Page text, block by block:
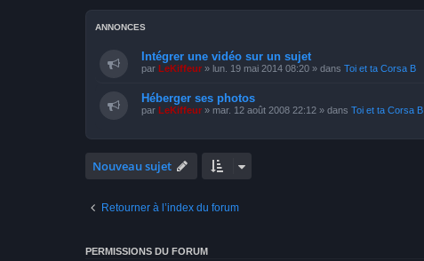
ANNONCES
Intégrer une vidéo sur un sujet
par LeKiffeur » lun. 19 mai 2014 08:20 » dans Toi et ta Corsa B
Héberger ses photos
par LeKiffeur » mar. 12 août 2008 22:12 » dans Toi et ta Corsa B
Nouveau sujet
Retourner à l’index du forum
PERMISSIONS DU FORUM